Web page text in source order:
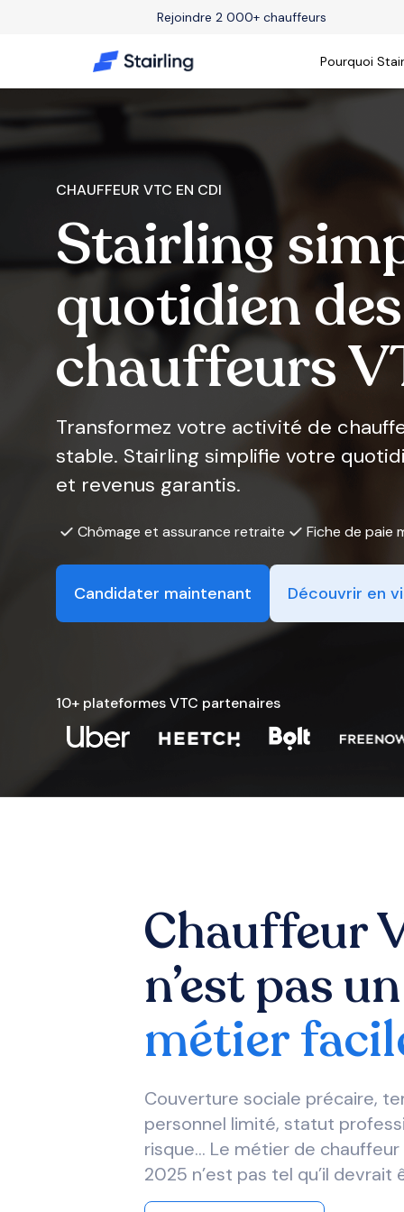
Rejoindre 2 000+ chauffeurs
Pourquoi
CHAUFFEUR VTC EN CDI
Stairling
quotidien des
chauffeurs
Transformez votre activité de
stable. Stairling simplifie votre
et revenus garantis.
Chômage et assurance retraite Fiche de paie
Candidater maintenant Découvrir en
10+ plateformes VTC partenaires
Chauffeur
n’est pas un
métier
Couverture sociale précaire,
personnel limité, statut
risque… Le métier de chauffeur
2025 n’est pas tel qu’il devrait